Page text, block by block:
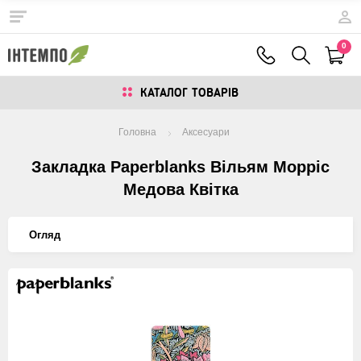
0
КАТАЛОГ ТОВАРIВ
Головна Аксесуари
Закладка Paperblanks Вільям Морріс
Медова Квітка
Огляд
Изображения